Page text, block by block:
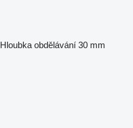
Hloubka obdělávání 30 mm